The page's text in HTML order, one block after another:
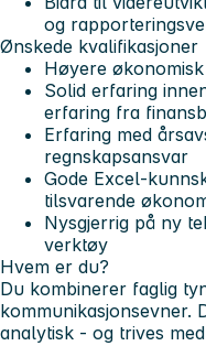
og
Ønskede kvalifikasjoner
Høyere
Solid erfaring
erfaring fra
Erfaring med
regnskapsansvar
Gode Excel-
tilsvarende
Nysgjerrig på ny
verktøy
Hvem er du?
Du kombinerer faglig
kommunikasjonsevner.
analytisk - og trives